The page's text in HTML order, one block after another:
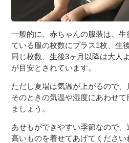
一般的に、赤ちゃんの服装は、
ている服の枚数にプラス1枚、生
同じ枚数、生後3ヶ月以降は大人
が目安とされています。
ただし夏場は気温が上がるので、
そのときの気温や湿度にあわせ
ましょう。
あせもができやすい季節なので
高いものを着せてあげてください